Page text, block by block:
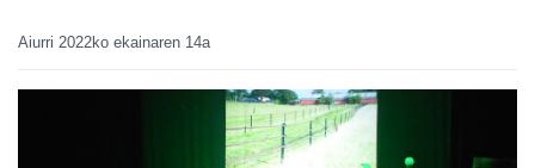
Aiurri 2022ko ekainaren 14a